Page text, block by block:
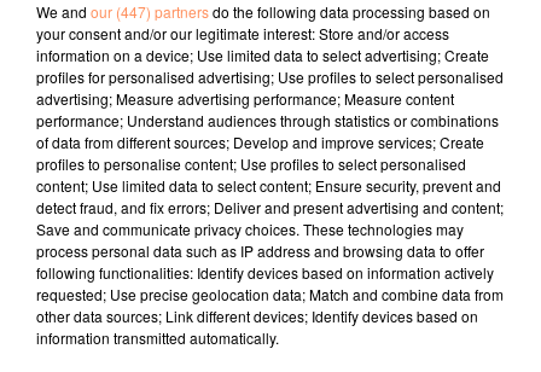
leurs vastes déplacements, jusqu'à 2 500 mètres
d'altitude. Si des mystères demeurent, notamment sur
sa reproduction et son régime alimentaire, ce chat
pourrait « être arrivé à l'époque de la deuxième
colonisation humaine qui remonte à 6 500 ans environ
avant notre ère. Si cette hypothèse se confirme, son
origine est moyen-orientale », avance Pierre Benedetti.
L'objectif de ce policier de l'environnement est que,
dans les 2 à 4 ans à venir, ce chat soit reconnu et
protégé. « Au début, on nous prenait pour des fous,
mais, aujourd'hui, quand on montre ce qu'on a
We and our (447) partnersdo the following data processing based on
your consent and/or our legitimate interest: Store and/or access
information on a device; Use limited data to select advertising; Create
profiles for personalised advertising; Use profiles to select personalised
advertising; Measure advertising performance; Measure content
performance; Understand audiences through statistics or combinations
of data from different sources; Develop and improve services; Create
profiles to personalise content; Use profiles to select personalised
content; Use limited data to select content; Ensure security, prevent and
detect fraud, and fix errors; Deliver and present advertising and content;
Save and communicate privacy choices. These technologies may
process personal data such as IP address and browsing data to offer
following functionalities: Identify devices based on information actively
requested; Use precise geolocation data; Match and combine data from
other data sources; Link different devices; Identify devices based on
information transmitted automatically.